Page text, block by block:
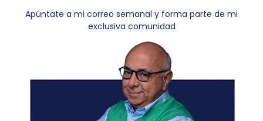
Apúntate a mi correo semanal y forma parte de mi
exclusiva comunidad